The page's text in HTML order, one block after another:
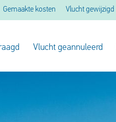
Gemaakte kosten Vlucht gewijzigd
Vlucht geannuleerd